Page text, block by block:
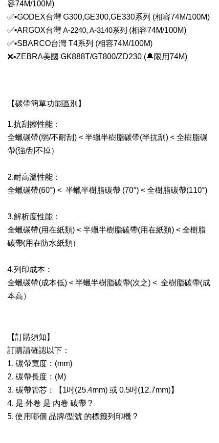
容74M/100M)
✅▪GODEX台灣 G300,GE300,GE330系列 (相容74M/100M)
✅▪ARGOX台灣 A-2240, A-3140系列 (相容74M/100M)
✅▪SBARCO台灣 T4系列 (相容74M/100M)
❌▪ZEBRA美國 GK888T/GT800/ZD230 (🔔限用74M)
【碳帶簡單功能區別】
1.抗刮擦性能：
全蠟碳帶(弱/不耐刮) < 半蠟半樹脂碳帶(半抗刮) < 全樹脂碳
帶(強/刮不掉）
2.耐高溫性能：
全蠟碳帶(60°) < 半蠟半樹脂碳帶 (70°) < 全樹脂碳帶(110°)
3.解析度性能：
全蠟碳帶(用在紙類) < 半蠟半樹脂碳帶(用在紙類) < 全樹脂
碳帶(用在防水紙類）
4.列印成本：
全蠟碳帶(成本低) < 半蠟半樹脂碳帶(次之) < 全樹脂碳帶(成
本高）
【訂購須知】
訂購請確認以下：
1. 碳帶寬度：(mm)
2. 碳帶長度：(M)
3. 碳帶管芯：【1吋(25.4mm) 或 0.5吋(12.7mm)】
4. 是 外卷 是 內卷 碳帶 ?
5. 使用哪個 品牌/型號 的標籤列印機 ?